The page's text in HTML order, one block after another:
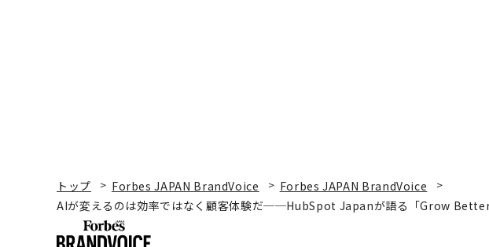
トップ Forbes JAPAN BrandVoice
Forbes JAPAN BrandVoice
AIが変えるのは効率ではなく顧客体験だ──HubSpot Japanが語る「Grow